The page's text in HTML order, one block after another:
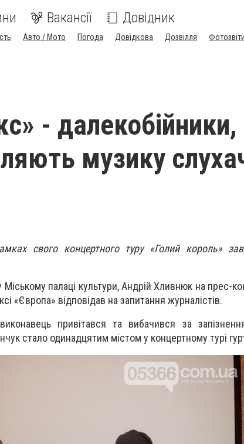
Вакансії Довідник
Авто / Мото Погода Довідкова Дозвілля Фотозвіти
- далекобійники,
музику
свого концертного туру «Голий король»
палаці культури, Андрій Хливнюк на прес-
«Європа» відповідав на запитання журналістів.
привітався та вибачився за
стало одинадцятим містом у концертному турі